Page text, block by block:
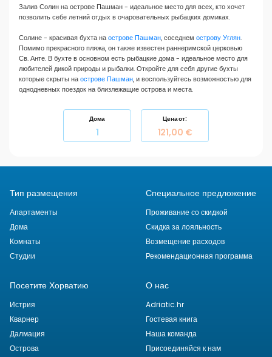
Залив Солин на острове Пашман - идеальное место для всех, кто хочет
позволить себе летний отдых в очаровательных рыбацких домиках.
Солине - красивая бухта наострове Пашман, соседнем острову Углян.
Помимо прекрасного пляжа, он также известен раннеримской церковью
Св. Анте. В бухте в основном есть рыбацкие дома - идеальное место для
любителей дикой природы и рыбалки. Откройте для себя другие бухты
которые скрыты наострове Пашман, и воспользуйтесь возможностью для
однодневных поездок на близлежащие острова и места.
Дома
1
Цена от:
121,00 €
Тип размещения
Апартаменты
Дома
Комнаты
Студии
Специальное предложение
Проживание со скидкой
Скидка за лояльность
Возмещение расходов
Рекомендационная программа
Посетите Хорватию
Истрия
Кварнер
Далмация
Острова
О нас
Adriatic.hr
Гостевая книга
Наша команда
Присоединяйся к нам